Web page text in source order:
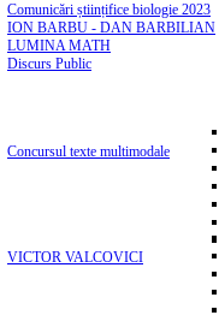
Comunicări științifice biologie 2023
ION BARBU - DAN BARBILIAN
LUMINA MATH
Discurs Public
Concursul texte multimodale
VICTOR VALCOVICI